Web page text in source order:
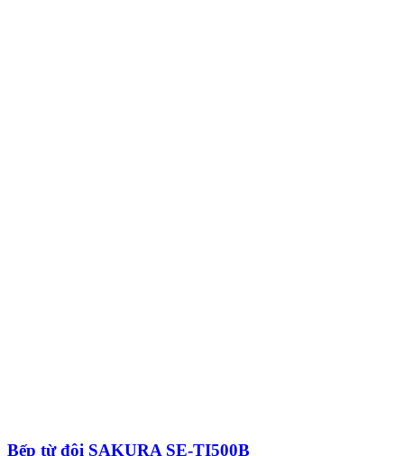
Bếp từ đôi SAKURA SE-TI500B